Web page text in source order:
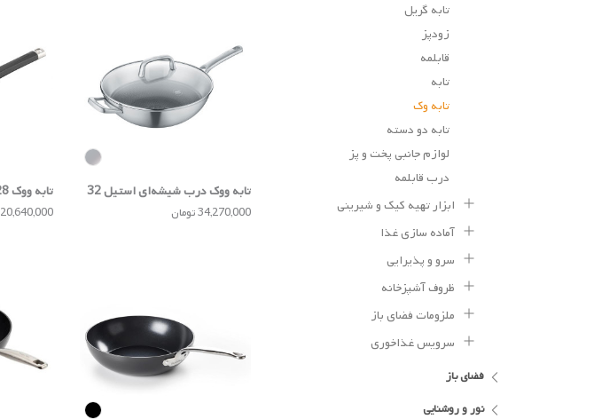
تابه ووک درب شیشه‌ای استیل 32
سانتی مدل Tricion Resist
34,270,000 تومان
100
20,640,000 تومان
تابه گریل
زودپز
قابلمه
تابه
تابه وک
تابه دو دسته
لوازم جانبی پخت و پز
درب قابلمه
ابزار تهیه کیک و شیرینی
آماده سازی غذا
سرو و پذیرایی
ظروف آشپزخانه
ملزومات فضای باز
سرویس غذاخوری
فضای باز
نور و روشنایی